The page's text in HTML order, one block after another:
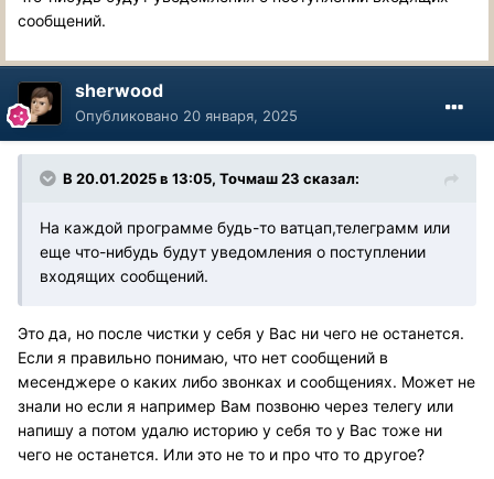
сообщений.
sherwood
Опубликовано 20 января, 2025
В 20.01.2025 в 13:05, Точмаш 23 сказал:
На каждой программе будь-то ватцап,телеграмм или
еще что-нибудь будут уведомления о поступлении
входящих сообщений.
Это да, но после чистки у себя у Вас ни чего не останется.
Если я правильно понимаю, что нет сообщений в
месенджере о каких либо звонках и сообщениях. Может не
знали но если я например Вам позвоню через телегу или
напишу а потом удалю историю у себя то у Вас тоже ни
чего не останется. Или это не то и про что то другое?